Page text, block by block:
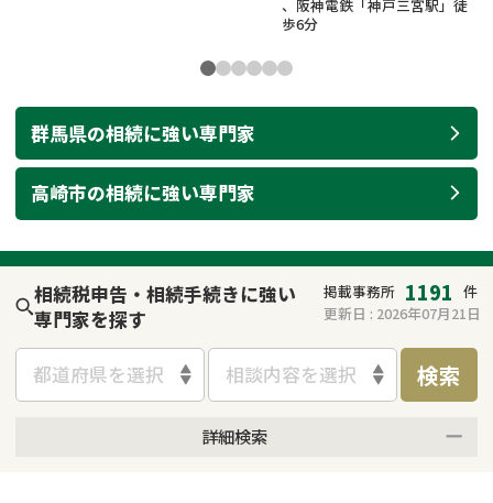
、阪神電鉄「神戸三宮駅」徒
歩6分
群馬県の相続に強い専門家
高崎市の相続に強い専門家
相続税申告・相続手続きに強い
専門家を探す
掲載事務所 1191 件
更新日 : 2026年07月21日
都道府県を選択 相談内容を選択 検索
詳細検索